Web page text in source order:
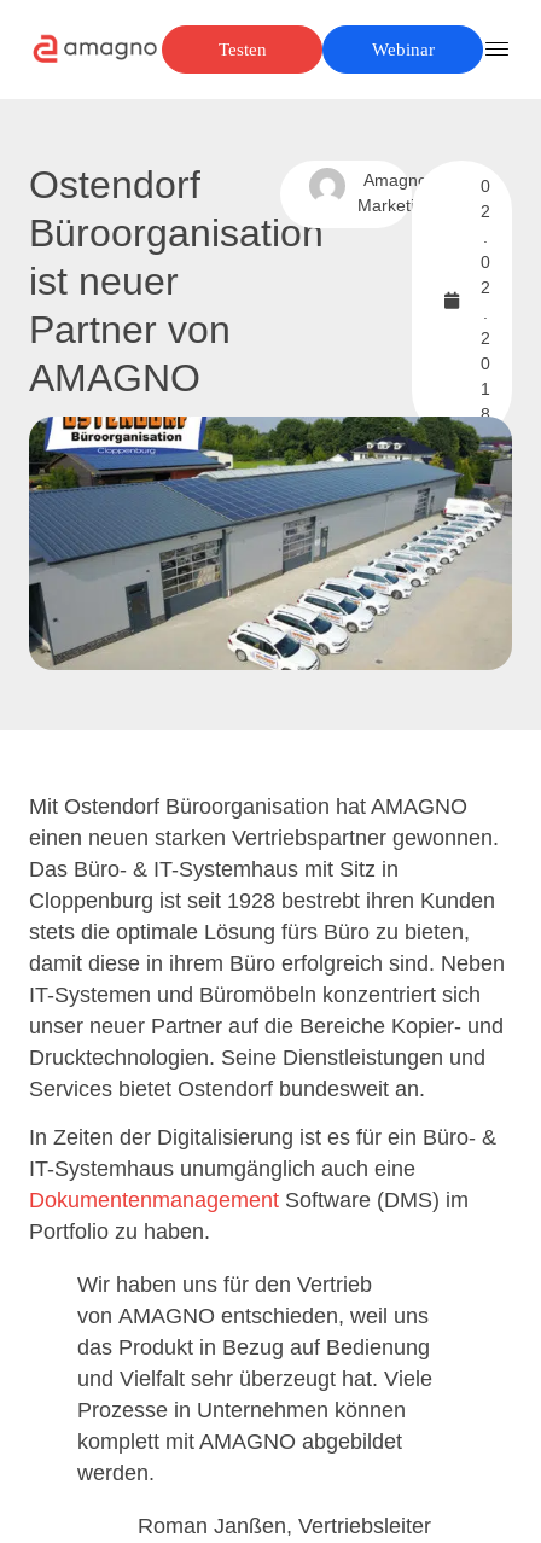
Testen Webinar
Ostendorf
Büroorganisation
ist neuer
Partner von
AMAGNO
Amagno
Marketing
0
2
0
2
2
0
1
8
Mit Ostendorf Büroorganisation hat AMAGNO
einen neuen starken Vertriebspartner gewonnen.
Das Büro- & IT-Systemhaus mit Sitz in
Cloppenburg ist seit 1928 bestrebt ihren Kunden
stets die optimale Lösung fürs Büro zu bieten,
damit diese in ihrem Büro erfolgreich sind. Neben
IT-Systemen und Büromöbeln konzentriert sich
unser neuer Partner auf die Bereiche Kopier- und
Drucktechnologien. Seine Dienstleistungen und
Services bietet Ostendorf bundesweit an.
In Zeiten der Digitalisierung ist es für ein Büro- &
IT-Systemhaus unumgänglich auch eine
Dokumentenmanagement Software (DMS) im
Portfolio zu haben.
Wir haben uns für den Vertrieb
von AMAGNO entschieden, weil uns
das Produkt in Bezug auf Bedienung
und Vielfalt sehr überzeugt hat. Viele
Prozesse in Unternehmen können
komplett mit AMAGNO abgebildet
werden.
Roman Janßen, Vertriebsleiter